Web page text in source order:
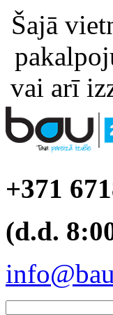
Šajā
vai arī
+371
(d.d.